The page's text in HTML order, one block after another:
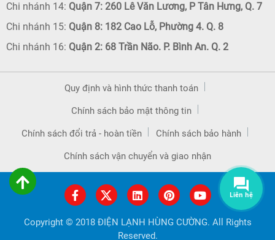
Liên hệ
Chi nhánh 14: Quận 7: 260 Lê Văn Lương, P Tân Hưng, Q. 7
Chi nhánh 15: Quận 8: 182 Cao Lỗ, Phường 4. Q. 8
Chi nhánh 16: Quận 2: 68 Trần Não. P. Bình An. Q. 2
Quy định và hình thức thanh toán
Chính sách bảo mật thông tin
Chính sách đổi trả - hoàn tiền Chính sách bảo hành
Chính sách vận chuyển và giao nhận
Copyright © 2018 ĐIỆN LẠNH HÙNG CƯỜNG. All Rights
Reserved.